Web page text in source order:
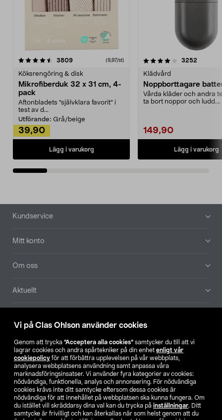
Vi på Clas Ohlson använder cookies
Genom att trycka ”Acceptera alla cookies” samtycker du till att vi
lagrar cookies och andra spårtekniker på din enhet enligt vår
cookiepolicy för att förbättra upplevelsen på vår webbplats,
analysera webbplatsens användning samt anpassa våra
marknadsföringsinsatser. Vi använder fyra kategorier av cookies:
nödvändiga, funktionella, analys och annonsering. För nödvändiga
cookies krävs inte ditt samtycke eftersom dessa cookies är
nödvändiga för att innehållet på webbplatsen ska kunna fungera. Om
du istället vill skräddarsy dina val kan du trycka på inställningar. Ditt
samtycke är frivilligt och kan återkallas när som helst genom att du
3809recensioner (9,97/st)
Köksrengöring & disk
Mikrofiberduk 32 x 31 cm, 4-
pack
Aftonbladets "självklara favorit” i
test av d...
Utförande: Grå/beige
39,90
Lägg i varukorg
4.0av 5 stjärnor 3252
Klädvård
Noppborttagare
Vårda kläder och andra
ta bort noppor och ludd.
149,90
Lägg i varukorg
4.5av 5 stjärnor
Sidfot
Kundservice
Mitt konto
Om oss
Aktuellt
Hitta butik
SE NO FI